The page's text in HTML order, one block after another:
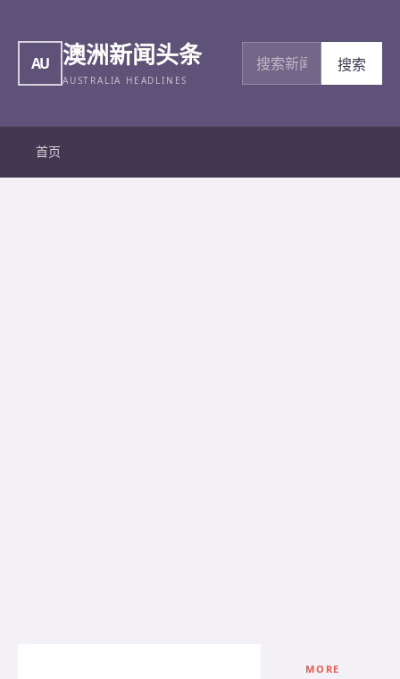
AU 澳洲新闻头条
AUSTRALIA HEADLINES
搜索新闻
搜索
首页
MORE